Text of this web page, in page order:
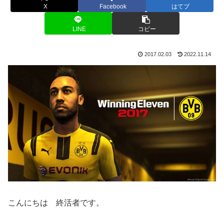
X Facebook はてブ
LINE コピー
2017.02.03 2022.11.14
こんにちは 終活者です。